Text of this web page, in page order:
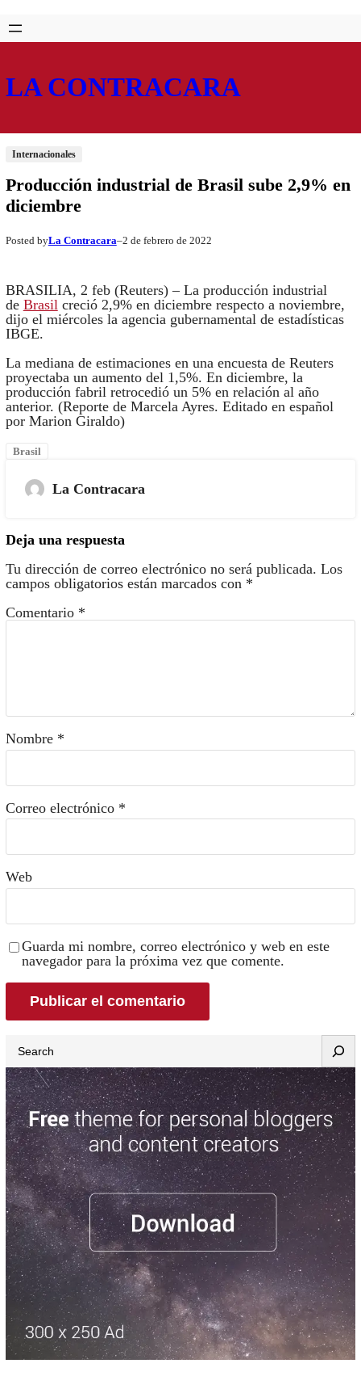
Saltar
al
Skip
to
LA CONTRACARA
Internacionales
Producción industrial de Brasil sube 2,9% en
diciembre
Posted byLa Contracara–2 de febrero de 2022
BRASILIA, 2 feb (Reuters) – La producción industrial
de Brasilcreció 2,9% en diciembre respecto a noviembre,
dijo el miércoles la agencia gubernamental de estadísticas
IBGE.
La mediana de estimaciones en una encuesta de Reuters
proyectaba un aumento del 1,5%. En diciembre, la
producción fabril retrocedió un 5% en relación al año
anterior. (Reporte de Marcela Ayres. Editado en español
por Marion Giraldo)
Brasil
La Contracara
Deja una respuesta
Tu dirección de correo electrónico no será publicada. Los
campos obligatorios están marcados con *
Comentario *
Nombre *
Correo electrónico *
Web
Guarda mi nombre, correo electrónico y web en este
navegador para la próxima vez que comente.